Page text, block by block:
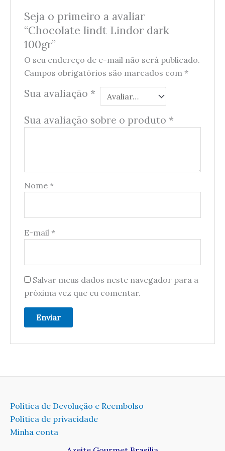
Seja o primeiro a avaliar
“Chocolate lindt Lindor dark
100gr”
O seu endereço de e-mail não será publicado.
Campos obrigatórios são marcados com *
Sua avaliação *
Sua avaliação sobre o produto *
Nome *
E-mail *
Salvar meus dados neste navegador para a
próxima vez que eu comentar.
Política de Devolução e Reembolso
Política de privacidade
Minha conta